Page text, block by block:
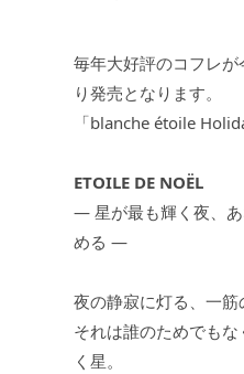
毎年大好評のコフレ
り発売となります。
「blanche étoile
ETOILE DE NOËL
― 星が最も輝く夜、
める ―
夜の静寂に灯る、一筋
それは誰のためでも
く星。
BODY・ HAIR CARE
TOOL ツール
PERFUME